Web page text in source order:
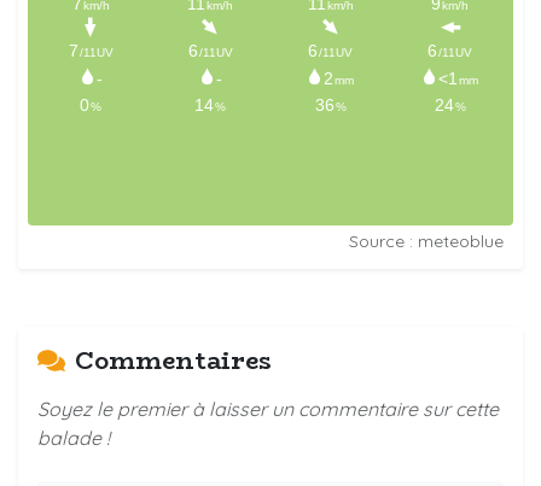
Source : meteoblue
Commentaires
Soyez le premier à laisser un commentaire sur cette
balade !